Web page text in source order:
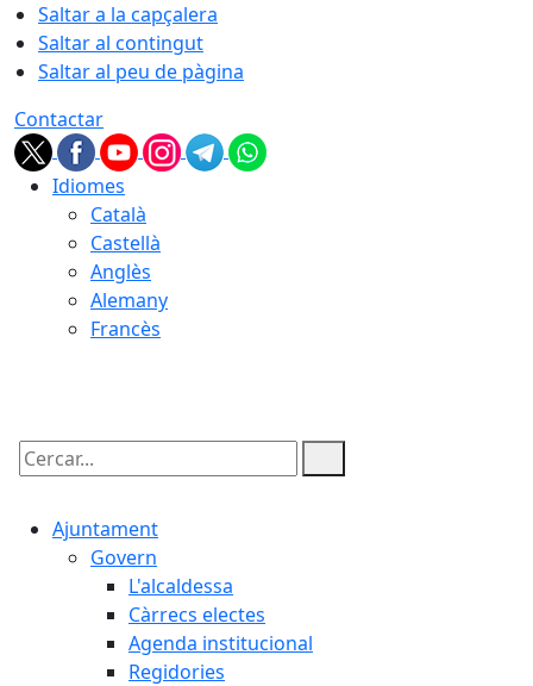
Saltar a la capçalera
Saltar al contingut
Saltar al peu de pàgina
Contactar
Idiomes
Català
Castellà
Anglès
Alemany
Francès
Cercar:
Ajuntament
Govern
L'alcaldessa
Càrrecs electes
Agenda institucional
Regidories